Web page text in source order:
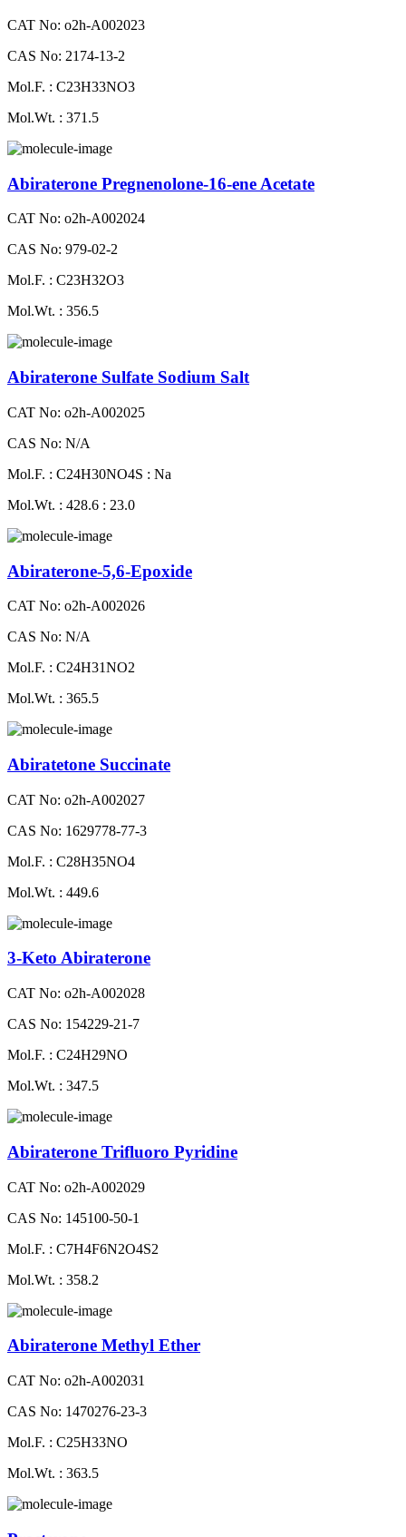
CAT No: o2h-A002023
CAS No: 2174-13-2
Mol.F. : C23H33NO3
Mol.Wt. : 371.5
Abiraterone Pregnenolone-16-ene Acetate
CAT No: o2h-A002024
CAS No: 979-02-2
Mol.F. : C23H32O3
Mol.Wt. : 356.5
Abiraterone Sulfate Sodium Salt
CAT No: o2h-A002025
CAS No: N/A
Mol.F. : C24H30NO4S : Na
Mol.Wt. : 428.6 : 23.0
Abiraterone-5,6-Epoxide
CAT No: o2h-A002026
CAS No: N/A
Mol.F. : C24H31NO2
Mol.Wt. : 365.5
Abiratetone Succinate
CAT No: o2h-A002027
CAS No: 1629778-77-3
Mol.F. : C28H35NO4
Mol.Wt. : 449.6
3-Keto Abiraterone
CAT No: o2h-A002028
CAS No: 154229-21-7
Mol.F. : C24H29NO
Mol.Wt. : 347.5
Abiraterone Trifluoro Pyridine
CAT No: o2h-A002029
CAS No: 145100-50-1
Mol.F. : C7H4F6N2O4S2
Mol.Wt. : 358.2
Abiraterone Methyl Ether
CAT No: o2h-A002031
CAS No: 1470276-23-3
Mol.F. : C25H33NO
Mol.Wt. : 363.5